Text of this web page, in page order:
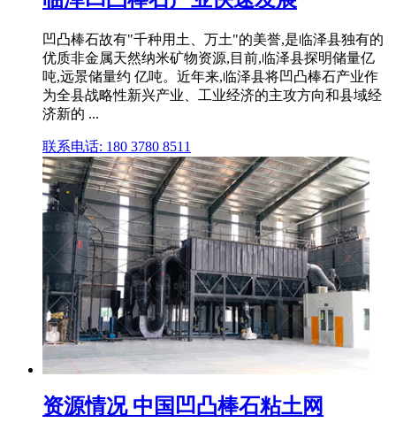
凹凸棒石故有"千种用土、万土"的美誉,是临泽县独有的
优质非金属天然纳米矿物资源,目前,临泽县探明储量亿
吨,远景储量约 亿吨。近年来,临泽县将凹凸棒石产业作
为全县战略性新兴产业、工业经济的主攻方向和县域经
济新的 ...
联系电话: 180 3780 8511
资源情况 中国凹凸棒石粘土网